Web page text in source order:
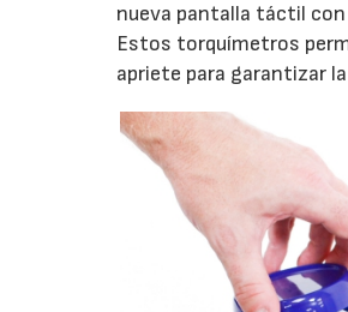
nueva pantalla táctil
Estos torquímetros
apriete para garantizar